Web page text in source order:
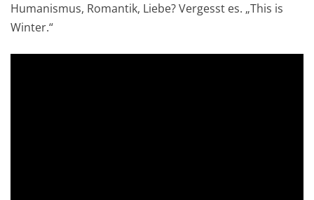
Humanismus, Romantik, Liebe? Vergesst es. „This is
Winter.“